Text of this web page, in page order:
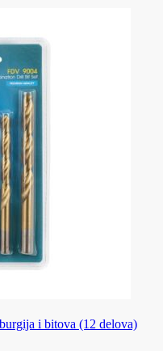
i bitova (12 delova)